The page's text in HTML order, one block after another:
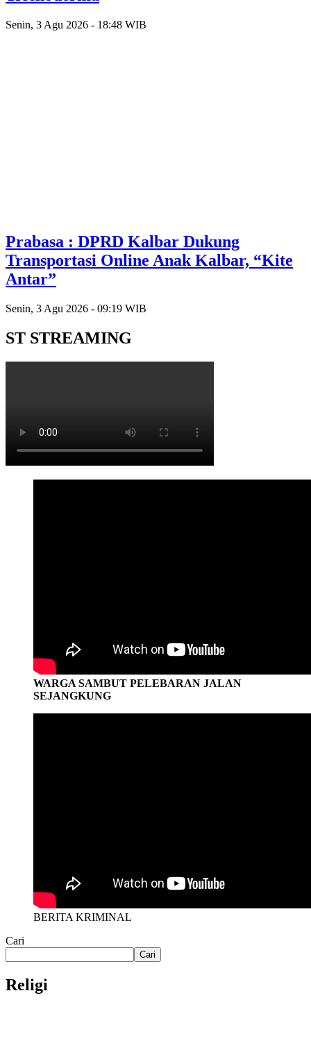
Senin, 3 Agu 2026 - 18:48 WIB
Prabasa : DPRD Kalbar Dukung
Transportasi Online Anak Kalbar, “Kite
Antar”
Senin, 3 Agu 2026 - 09:19 WIB
ST STREAMING
WARGA SAMBUT PELEBARAN JALAN
SEJANGKUNG
BERITA KRIMINAL
Cari
Cari
Religi